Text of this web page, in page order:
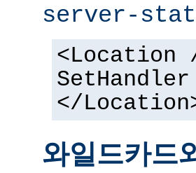
server-
<Location
</
와일드카드